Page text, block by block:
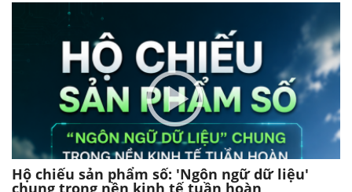
Hộ chiếu sản phẩm số: 'Ngôn ngữ dữ liệu'
chung trong nền kinh tế tuần hoàn